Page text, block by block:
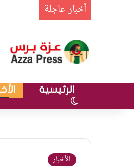
أخبار عاجلة
الرئيسية
الوضع المظلم
الأخبار